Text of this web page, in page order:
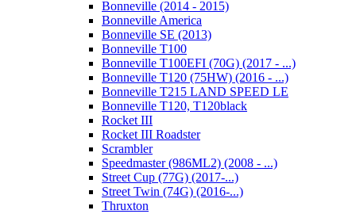
Bonneville (2014 - 2015)
Bonneville America
Bonneville SE (2013)
Bonneville T100
Bonneville T100EFI (70G) (2017 - ...)
Bonneville T120 (75HW) (2016 - ...)
Bonneville T215 LAND SPEED LE
Bonneville T120, T120black
Rocket III
Rocket III Roadster
Scrambler
Speedmaster (986ML2) (2008 - ...)
Street Cup (77G) (2017-...)
Street Twin (74G) (2016-...)
Thruxton